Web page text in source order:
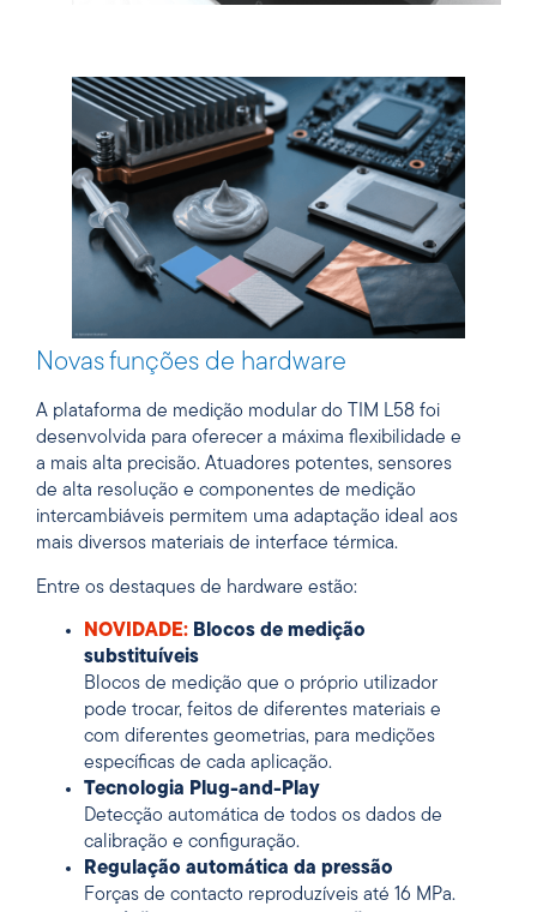
Novas funções de hardware
A plataforma de medição modular do TIM L58 foi
desenvolvida para oferecer a máxima flexibilidade e
a mais alta precisão. Atuadores potentes, sensores
de alta resolução e componentes de medição
intercambiáveis permitem uma adaptação ideal aos
mais diversos materiais de interface térmica.
Entre os destaques de hardware estão:
NOVIDADE: Blocos de medição
substituíveis
Blocos de medição que o próprio utilizador
pode trocar, feitos de diferentes materiais e
com diferentes geometrias, para medições
específicas de cada aplicação.
Tecnologia Plug-and-Play
Detecção automática de todos os dados de
calibração e configuração.
Regulação automática da pressão
Forças de contacto reproduzíveis até 16 MPa.